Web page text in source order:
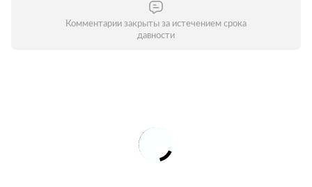
Комментарии закрыты за истечением срока
давности